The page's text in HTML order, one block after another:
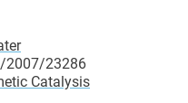
2007/23286
Catalysis